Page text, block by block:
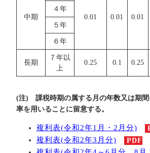
中期 0.01 0.01 0.01
４年
５年
６年
長期
７年以
上
0.25 0.1 0.25
(注) 課税時期の属する月の年数又は期間
率を用いることに留意する。
複利表(令和2年1月・2月分)
複利表(令和2年3月分) PDF